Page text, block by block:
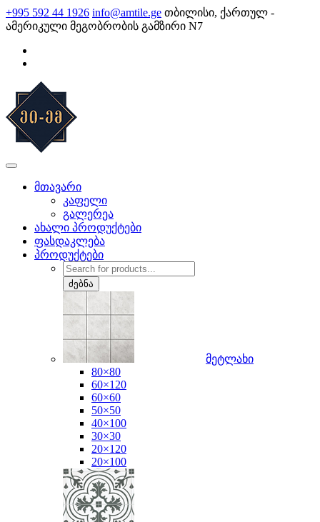
Skip
to
content
+995 592 44 1926 info@amtile.ge თბილისი, ქართულ -
ამერიკული მეგობრობის გამზირი N7
მთავარი
კაფელი
გალერეა
ახალი პროდუქტები
ფასდაკლება
პროდუქტები
Products
search
ძებნა
მეტლახი
80×80
60×120
60×60
50×50
40×100
30×30
20×120
20×100